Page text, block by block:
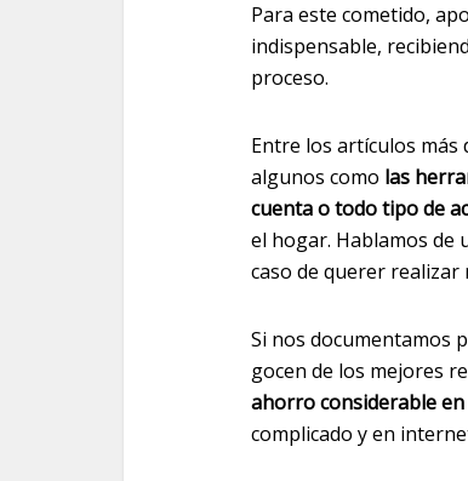
Para este cometido,
indispensable,
proceso.
Entre los artículos más
algunos como las
cuenta o todo tipo de
el hogar. Hablamos de
caso de querer
Si nos documentamos
gocen de los mejores
ahorro considerable
complicado y en